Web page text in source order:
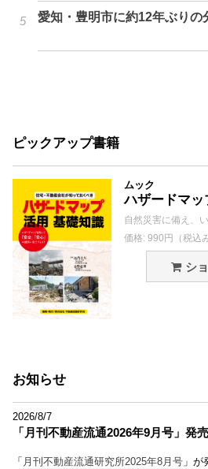
愛知・豊明市に約12年ぶりの
ピックアップ書籍
ムック
ハザードマ
自然災害に備え、
価格: 990円（税込
シ
お知らせ
2026/8/7
「月刊不動産流通2026年9月号」発売
「 月刊不動産流通研究所2025年8月号 」が